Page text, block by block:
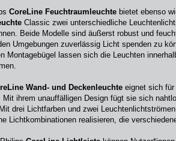
CoreLine Feuchtraumleuchte bietet ebenso
Classic zwei unterschiedliche
Beide Modelle sind äußerst robust und
Umgebungen zuverlässig Licht spenden zu
Montagebügel lassen sich die Leuchten
Wand- und Deckenleuchte eignet sich für
Mit ihrem unauffälligen Design fügt sie sich
drei Lichtfarben und zwei
Lichtkombinationen realisieren, die